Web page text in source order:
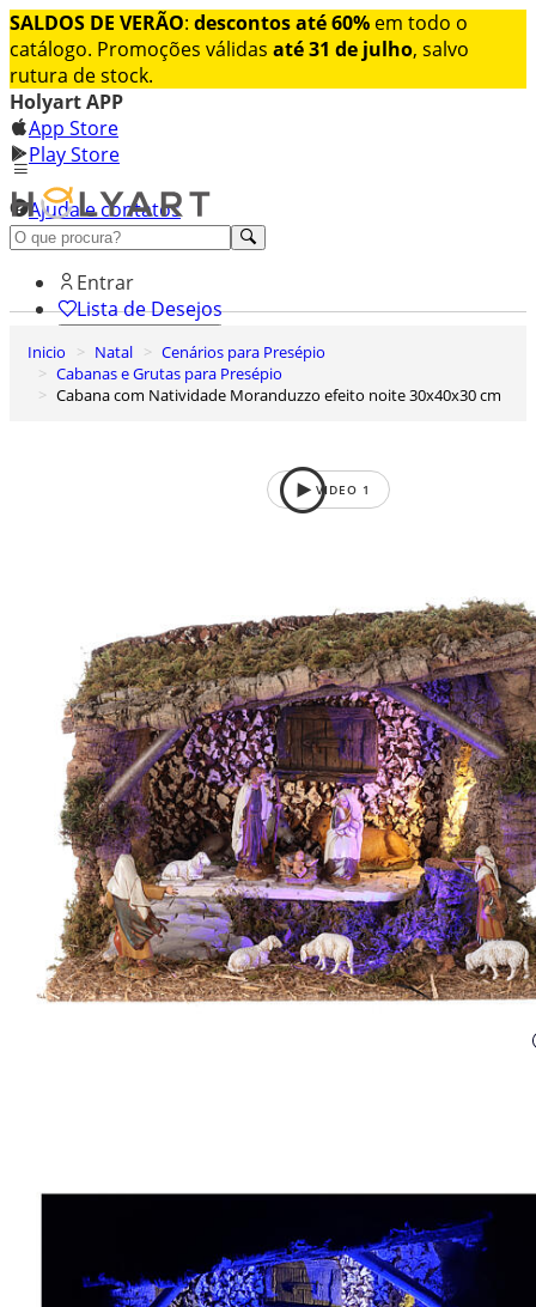
SALDOS DE VERÃO: descontos até 60% em todo o
catálogo. Promoções válidas até 31 de julho, salvo
rutura de stock.
Holyart APP
App Store
Play Store
Ajuda e contatos
Conheça premium
Entrar
Lista de Desejos
Carrinho de Compras
Inicio Natal
Cenários para Presépio
Cabanas e Grutas para Presépio
Cabana com Natividade Moranduzzo efeito noite 30x40x30 cm
VIDEO 1